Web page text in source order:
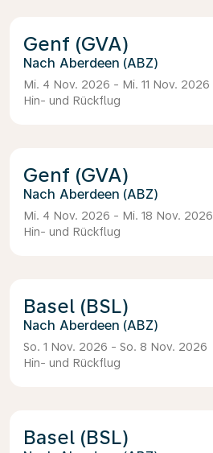
Genf (GVA)
Aberdeen (ABZ)
Mi. 4 Nov. 2026 - Mi. 11 Nov. 2026
Hin- und Rückflug
Genf (GVA)
Aberdeen (ABZ)
Mi. 4 Nov. 2026 - Mi. 18 Nov. 2026
Hin- und Rückflug
Basel (BSL)
Aberdeen (ABZ)
So. 1 Nov. 2026 - So. 8 Nov. 2026
Hin- und Rückflug
Basel (BSL)